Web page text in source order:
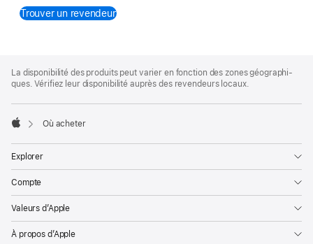
Trouver un revendeur
de
page
La disponibilité des pro­duits peut varier en fonction des zones géographi­
ques. Vérifiez leur disponibilité auprès des revendeurs locaux.

Où acheter
Explorer
Compte
Valeurs d’Apple
À propos d’Apple